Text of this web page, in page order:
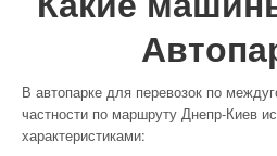
В автопарке для перевозок по
частности по маршруту Днепр-Киев
характеристиками: